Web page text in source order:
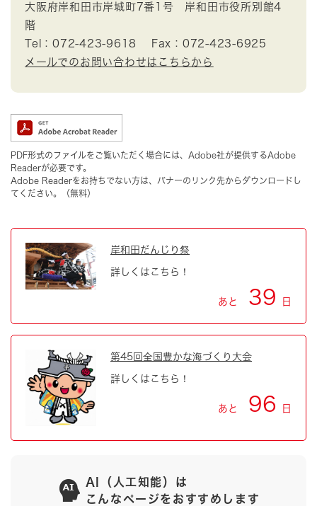
大阪府岸和田市岸城町7番1号 岸和田市役所別館4
階
Tel：072-423-9618
Fax：072-423-6925
メールでのお問い合わせはこちらから
PDF形式のファイルをご覧いただく場合には、Adobe社が提供するAdobe
Readerが必要です。
Adobe Readerをお持ちでない方は、バナーのリンク先からダウンロードし
てください。（無料）
岸和田だんじり祭
詳しくはこちら！
あと 39 日
第45回全国豊かな海づくり大会
詳しくはこちら！
あと 96 日
AI（人工知能）は
こんなページをおすすめします